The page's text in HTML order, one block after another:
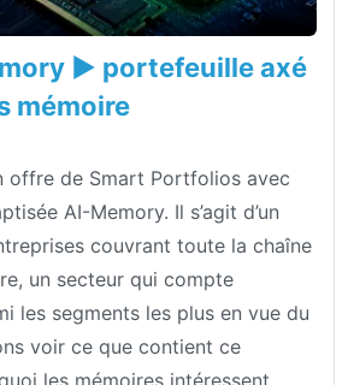
▶️ portefeuille axé
mémoire
offre de Smart Portfolios avec
AI-Memory. Il s’agit d’un
couvrant toute la chaîne
un secteur qui compte
les segments les plus en vue du
voir ce que contient ce
les mémoires intéressent